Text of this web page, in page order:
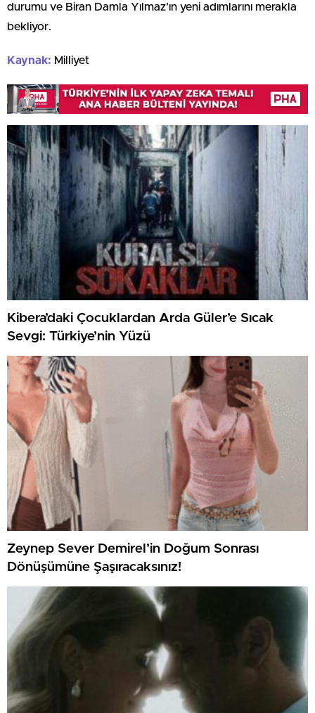
durumu ve Biran Damla Yılmaz’ın yeni adımlarını merakla
bekliyor.
Kaynak: Milliyet
Kibera’daki Çocuklardan Arda Güler’e Sıcak
Sevgi: Türkiye’nin Yüzü
Zeynep Sever Demirel’in Doğum Sonrası
Dönüşümüne Şaşıracaksınız!